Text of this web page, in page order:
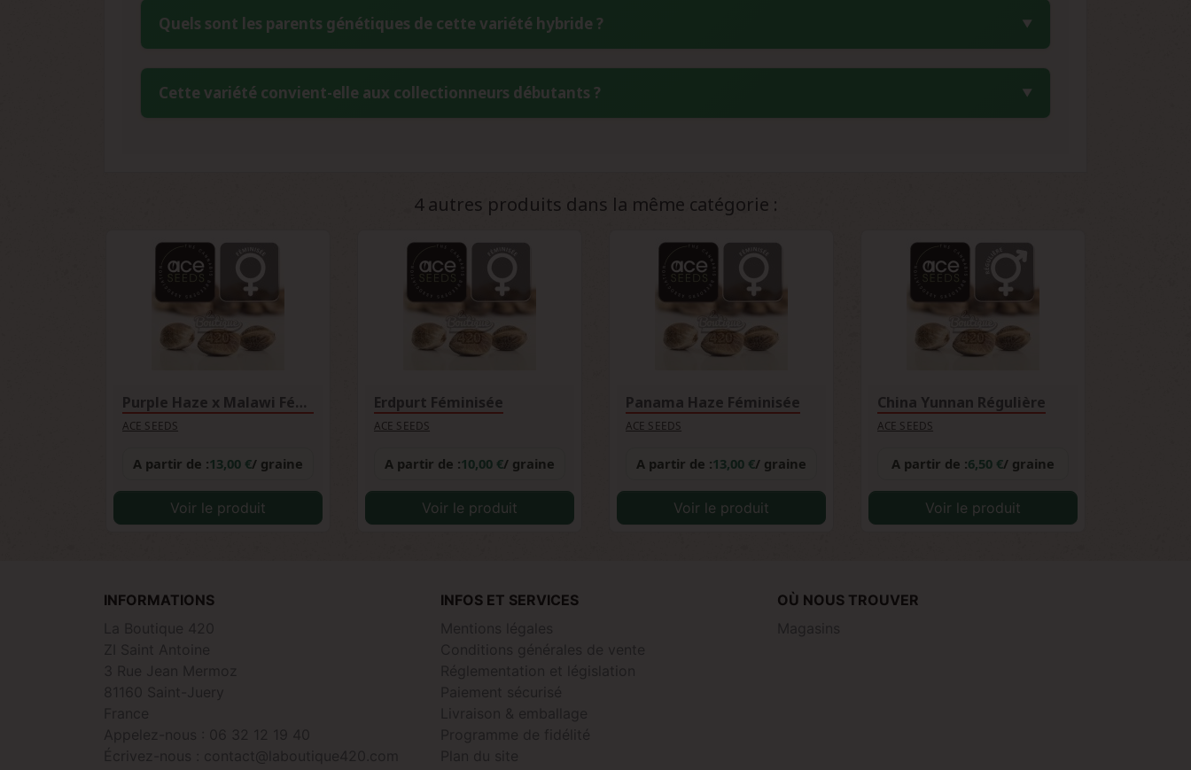
9%. Un récipient hermétique placé au réfrigérateur convient parfaitement pour maintenir la viabilité de ces graines de collection sur plusieurs
Quels sont les parents génétiques de cette variété hybride ?
génération), qui combine des génétiques du Congo et du Népal. Cette union crée un hybride F1 unique alliant les meilleures caractéristiques
Cette variété convient-elle aux collectionneurs débutants ?
4 autres produits dans la même catégorie :
Purple Haze x Malawi Féminisée
ACE SEEDS
A partir de :13,00 €/ graine
Voir le produit
Erdpurt Féminisée
ACE SEEDS
A partir de :10,00 €/ graine
Voir le produit
Panama Haze Féminisée
ACE SEEDS
A partir de :13,00 €/ graine
Voir le produit
China Yunnan Régulière
ACE SEEDS
A partir de :6,50 €/ graine
Voir le produit
INFORMATIONS
INFOS ET SERVICES
OÙ NOUS TROUVER